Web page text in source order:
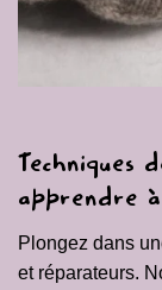
Techniques
apprendre
Plongez dans
et réparateurs.